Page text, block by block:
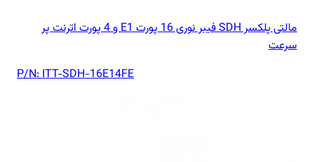
مالتی پلکسر SDH فیبر نوری 16 پورت E1 و 4 پورت اترنت پر
سرعت
P/N:ITT-SDH-16E14FE